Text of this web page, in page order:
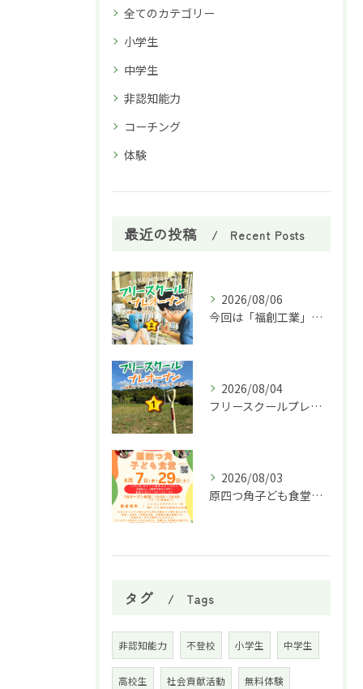
全てのカテゴリー
小学生
中学生
非認知能力
コーチング
体験
最近の投稿 Recent Posts
2026/08/06
今回は「福創工業」様へ企業訪問に行ってきました！🏭✨
2026/08/04
フリースクールプレオープン①
2026/08/03
原四つ角子ども食堂を8月は２回実施します！
タグ Tags
非認知能力 不登校 小学生 中学生
高校生 社会貢献活動 無料体験